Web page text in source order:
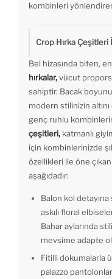
kombinleri
Crop Hırka Çeşitleri
Bel hizasında biten,
hırkalar,vücut
sahiptir. Bacak
modern stilinizin
genç ruhlu
çeşitleri, katmanlı
için kombinlerinizde
özellikleri ile öne
aşağıdadır:
Balon kol detayına
askılı floral
Bahar aylarında
mevsime adapte
Fitilli dokumalarla
palazzo